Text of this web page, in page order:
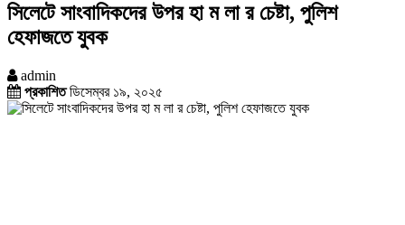
সিলেটে সাংবাদিকদের উপর হা ম লা র চেষ্টা, পুলিশ
হেফাজতে যুবক
admin
প্রকাশিতডিসেম্বর ১৯, ২০২৫